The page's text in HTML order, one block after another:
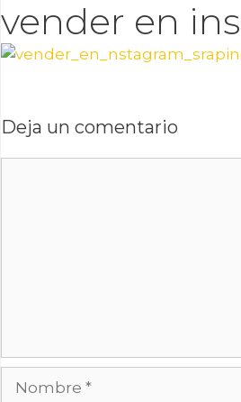
vender en
Deja un comentario